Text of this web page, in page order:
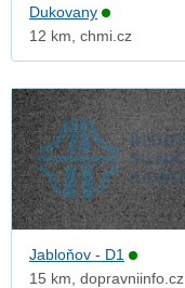
Dukovany
12 km, chmi.cz
Jabloňov - D1
15 km, dopravniinfo.cz